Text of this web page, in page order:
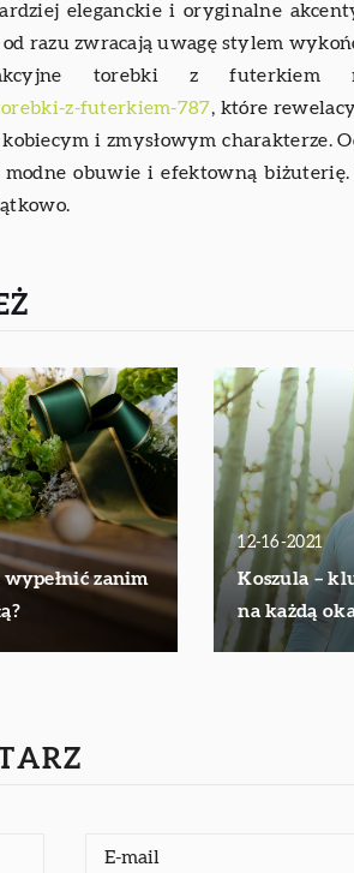
eleganckie i oryginalne
razu zwracają uwagę stylem
torebki z futerkiem
z-futerkiem-787, które
i zmysłowym charakterze.
obuwie i efektowną
zanim
12-16-2021
Koszula –
na każdą